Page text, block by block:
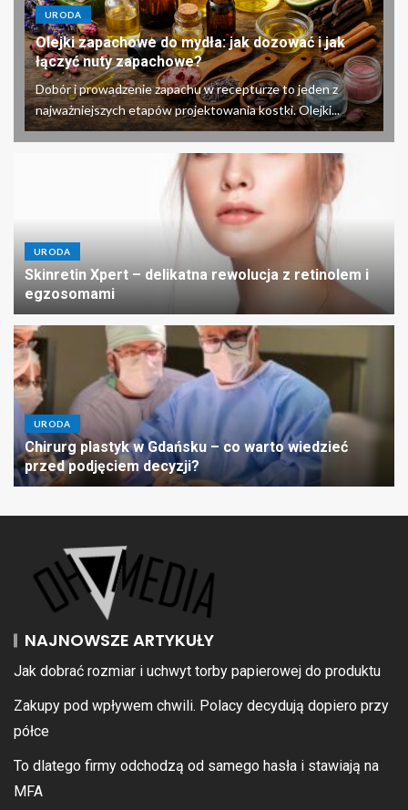
URODA
Olejki zapachowe do mydła: jak dozować i jak
łączyć nuty zapachowe?
Dobór i prowadzenie zapachu w recepturze to jeden z
najważniejszych etapów projektowania kostki. Olejki...
URODA
Skinretin Xpert – delikatna rewolucja z retinolem i
egzosomami
URODA
Chirurg plastyk w Gdańsku – co warto wiedzieć
przed podjęciem decyzji?
NAJNOWSZE ARTYKUŁY
Jak dobrać rozmiar i uchwyt torby papierowej do produktu
Zakupy pod wpływem chwili. Polacy decydują dopiero przy
półce
To dlatego firmy odchodzą od samego hasła i stawiają na
MFA